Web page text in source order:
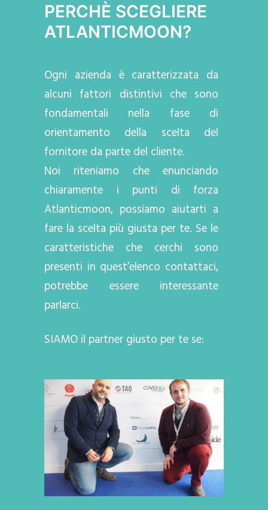
PERCHÈ SCEGLIERE
ATLANTICMOON?
Ogni azienda è caratterizzata da
alcuni fattori distintivi che sono
fondamentali nella fase di
orientamento della scelta del
fornitore da parte del cliente.
Noi riteniamo che enunciando
chiaramente i punti di forza
Atlanticmoon, possiamo aiutarti a
fare la scelta più giusta per te. Se le
caratteristiche che cerchi sono
presenti in quest’elenco contattaci,
potrebbe essere interessante
parlarci.
SIAMO il partner giusto per te se: